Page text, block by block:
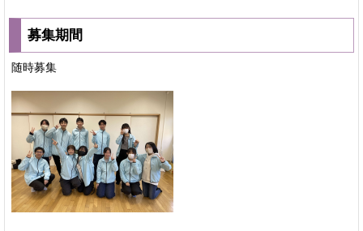
募集期間
随時募集